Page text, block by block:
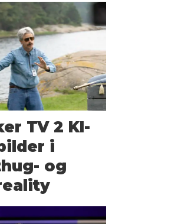
TV 2 KI-
i
og